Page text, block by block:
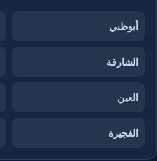
أبوظبي
الشارقة
العين
الفجيرة